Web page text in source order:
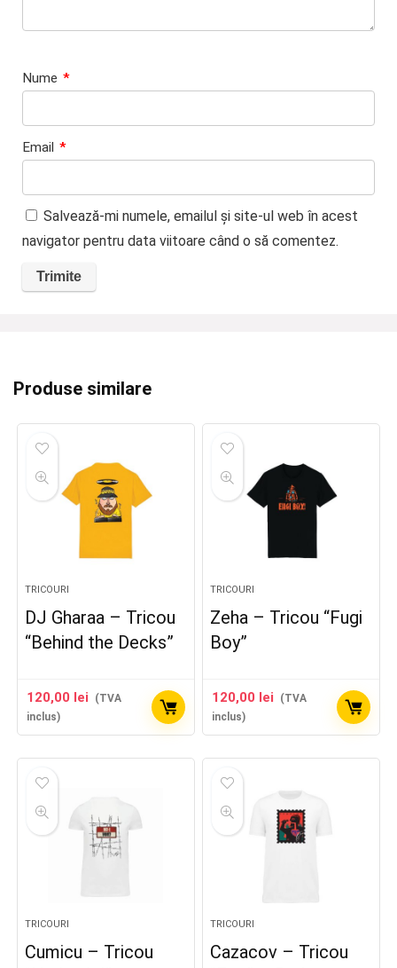
Nume *
Email *
Salvează-mi numele, emailul și site-ul web în acest
navigator pentru data viitoare când o să comentez.
Produse similare
TRICOURI
DJ Gharaa – Tricou
“Behind the Decks”
120,00 lei
(TVA
inclus)
TRICOURI
Zeha – Tricou “Fugi
Boy”
120,00 lei
(TVA
inclus)
TRICOURI
Cumicu – Tricou
TRICOURI
Cazacov – Tricou